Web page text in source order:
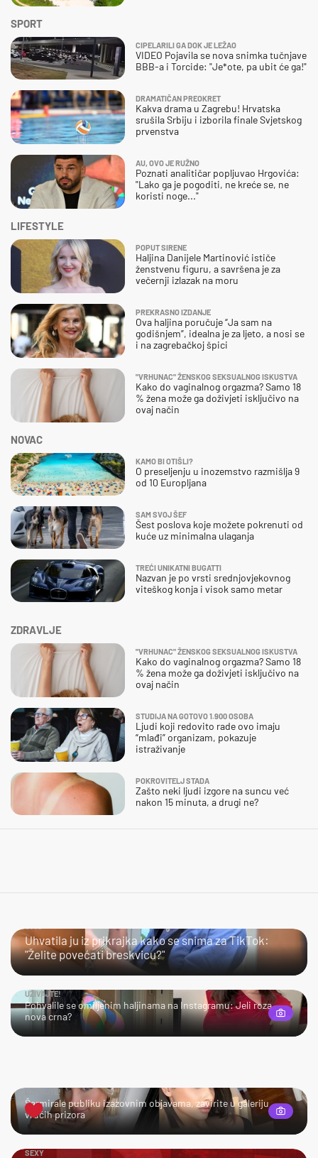
ZDRAVLJE
"VRHUNAC" ŽENSKOG SEKSUALNOG ISKUSTVA
Kako do vaginalnog orgazma? Samo 18
% žena može ga doživjeti isključivo na
ovaj način
STUDIJA NA GOTOVO 1.900 OSOBA
Ljudi koji redovito rade ovo imaju
“mlađi” organizam, pokazuje
istraživanje
POKROVITELJ STADA
Zašto neki ljudi izgore na suncu već
nakon 15 minuta, a drugi ne?
SPORT
CIPELARILI GA DOK JE LEŽAO
VIDEO Pojavila se nova snimka tučnjave
BBB-a i Torcide: "Je*ote, pa ubit će ga!"
DRAMATIČAN PREOKRET
Kakva drama u Zagrebu! Hrvatska
srušila Srbiju i izborila finale Svjetskog
prvenstva
AU, OVO JE RUŽNO
Poznati analitičar popljuvao Hrgovića:
"Lako ga je pogoditi, ne kreće se, ne
koristi noge..."
NOVAC
KAMO BI OTIŠLI?
O preseljenju u inozemstvo razmišlja 9
od 10 Europljana
SAM SVOJ ŠEF
Šest poslova koje možete pokrenuti od
kuće uz minimalna ulaganja
TREĆI UNIKATNI BUGATTI
Nazvan je po vrsti srednjovjekovnog
viteškog konja i visok samo metar
LIFESTYLE
POPUT SIRENE
Haljina Danijele Martinović ističe
ženstvenu figuru, a savršena je za
večernji izlazak na moru
PREKRASNO IZDANJE
Ova haljina poručuje “Ja sam na
godišnjem”, idealna je za ljeto, a nosi se
i na zagrebačkoj špici
"VRHUNAC" ŽENSKOG SEKSUALNOG ISKUSTVA
Kako do vaginalnog orgazma? Samo 18
% žena može ga doživjeti isključivo na
ovaj način
Uhvatila ju iz prikrajka kako se snima za TikTok:
"Želite povećati breskvicu?"
UŽIVAJTE!
Pohvalile se omiljenim haljinama na Instagramu: Jeli roza
nova crna?
UŽIVAJTE!
Šarmirale publiku izazovnim objavama, zavirite u galeriju
vrućih prizora
SEXY